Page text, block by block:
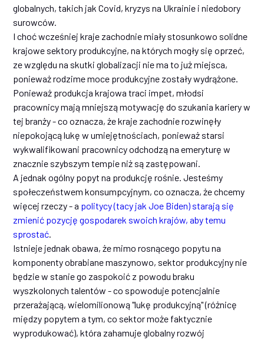
globalnych, takich jak Covid, kryzys na Ukrainie i niedobory
surowców.
I choć wcześniej kraje zachodnie miały stosunkowo solidne
krajowe sektory produkcyjne, na których mogły się oprzeć,
ze względu na skutki globalizacji nie ma to już miejsca,
ponieważ rodzime moce produkcyjne zostały wydrążone.
Ponieważ produkcja krajowa traci impet, młodsi
pracownicy mają mniejszą motywację do szukania kariery w
tej branży - co oznacza, że kraje zachodnie rozwinęły
niepokojącą lukę w umiejętnościach, ponieważ starsi
wykwalifikowani pracownicy odchodzą na emeryturę w
znacznie szybszym tempie niż są zastępowani.
A jednak ogólny popyt na produkcję rośnie. Jesteśmy
społeczeństwem konsumpcyjnym, co oznacza, że chcemy
więcej rzeczy - a politycy (tacy jak Joe Biden) starają się
zmienić pozycję gospodarek swoich krajów, aby temu
sprostać
Istnieje jednak obawa, że mimo rosnącego popytu na
komponenty obrabiane maszynowo, sektor produkcyjny nie
będzie w stanie go zaspokoić z powodu braku
wyszkolonych talentów - co spowoduje potencjalnie
przerażającą, wielomilionową "lukę produkcyjną" (różnicę
między popytem a tym, co sektor może faktycznie
wyprodukować), która zahamuje globalny rozwój